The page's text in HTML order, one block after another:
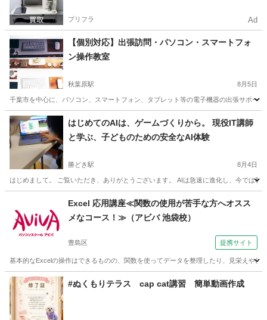
プリフラ Ad
【個別対応】出張訪問・パソコン・スマートフォ
ン操作教室
秋葉原駅 8月5日
千葉市を中心に、パソコン、スマートフォン、タブレット等の電子機器の出張サポー
東京 千代田区 秋葉原駅 Windows総合 千葉 千葉市
Windows総合 タブレット
はじめてのAIは、ゲームづくりから。 現役IT講師
と学ぶ、子どものための安全なAI体験
勝どき駅 8月4日
はじめまして。 ご覧いただき、ありがとうございます。 AIは急速に進化し、今では
勝どき駅 パソコン 子ども
Excel 応用講座≪関数の使用が苦手な方へオスス
メなコース！≫（アビバ 池袋校）
豊島区 提携サイト
基本的なExcelの操作はできるものの、関数を使ってデータを整理したり、見栄えや
東京 豊島区 エクセル
#ぬくもりテラス cap cat講習 簡単動画作成